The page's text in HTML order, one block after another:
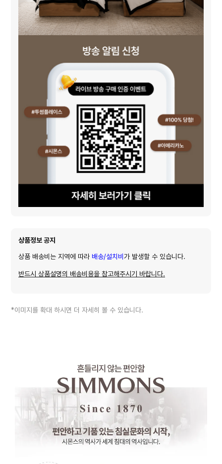
상품정보 공지
상품 배송비는 지역에 따라 배송/설치비 가 발생할 수 있습니다.
반드시 상품설명의 배송비용을 참고해주시기 바랍니다.
*이미지를 확대 하시면 더 자세히 볼 수 있습니다.